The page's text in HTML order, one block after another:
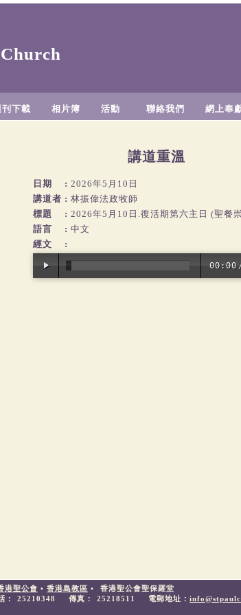
刊下載 相片簿 活動 聯絡我們 網上奉
講道重溫
日期 : 2026年5月10日
講道者 : 林振偉法政牧師
標題
: 2026年5月10日.復活期第六主日 (聖餐
語言
: 中文
經文
:
00:00
港聖公會 • 香港島教區 •
香港聖公會聖保羅堂
： 25210348 傳真： 25218511 電郵地址：